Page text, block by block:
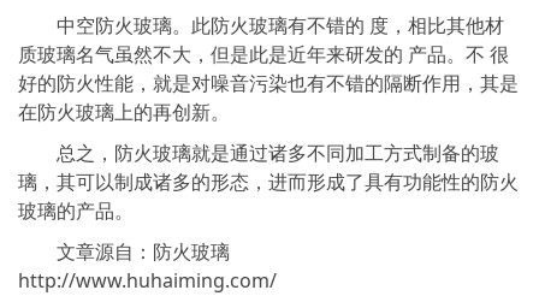
中空防火玻璃。此防火玻璃有不错的 度，相比其他材
质玻璃名气虽然不大，但是此是近年来研发的 产品。不 很
好的防火性能，就是对噪音污染也有不错的隔断作用，其是
在防火玻璃上的再创新。
总之，防火玻璃就是通过诸多不同加工方式制备的玻
璃，其可以制成诸多的形态，进而形成了具有功能性的防火
玻璃的产品。
文章源自：防火玻璃
http://www.huhaiming.com/